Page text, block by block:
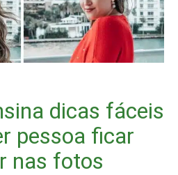
dicas fáceis
pessoa ficar
nas fotos